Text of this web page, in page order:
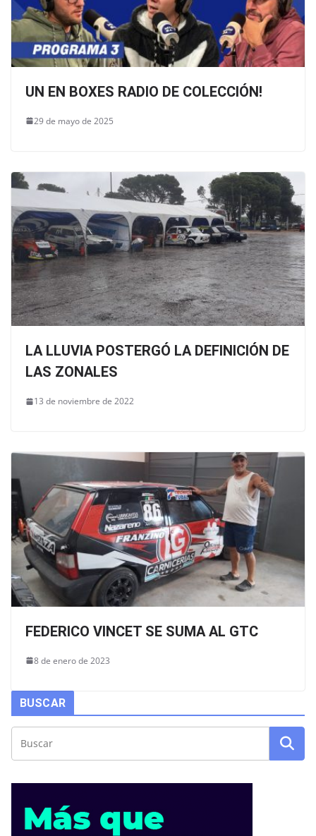
UN EN BOXES RADIO DE COLECCIÓN!
29 de mayo de 2025
LA LLUVIA POSTERGÓ LA DEFINICIÓN DE
LAS ZONALES
13 de noviembre de 2022
FEDERICO VINCET SE SUMA AL GTC
8 de enero de 2023
BUSCAR